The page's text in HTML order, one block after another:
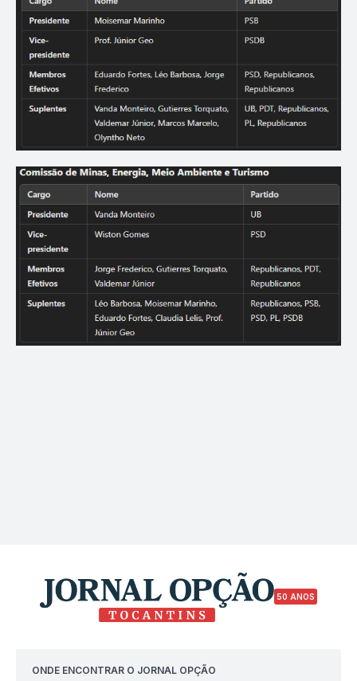
50 ANOS
ONDE ENCONTRAR O JORNAL OPÇÃO